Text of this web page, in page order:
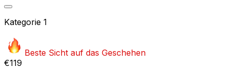
Kategorie 1
Beste Sicht auf das Geschehen
€119